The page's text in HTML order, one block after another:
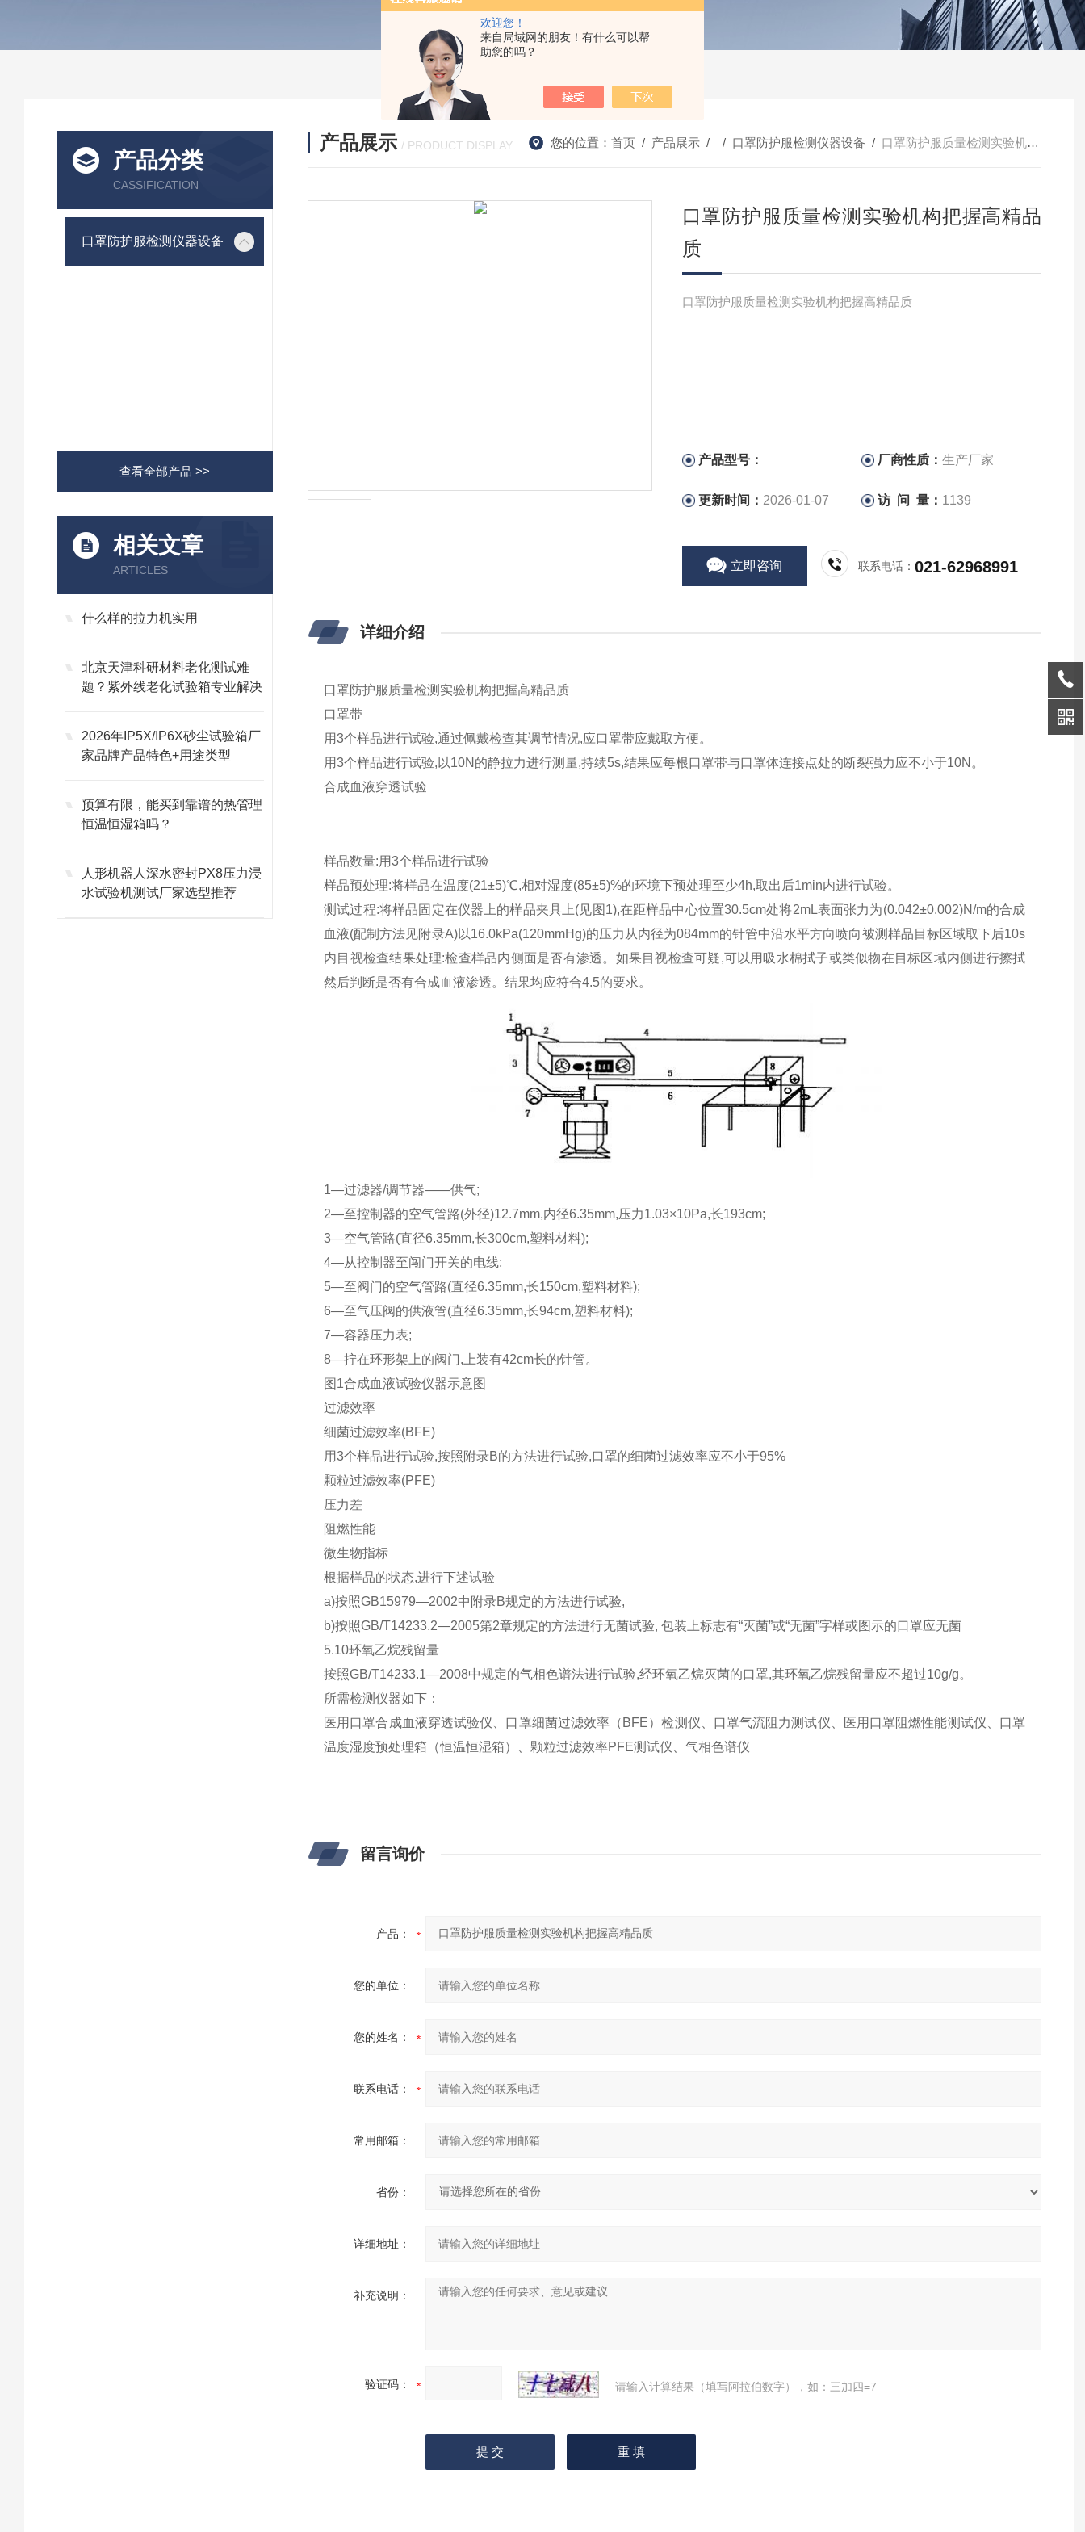
欢迎您！
来自局域网的朋友！有什么可以帮
助您的吗？
产品分类
CASSIFICATION
口罩防护服检测仪器设备
查看全部产品 >>
相关文章
ARTICLES
什么样的拉力机实用
​北京天津科研材料老化测试难
题？紫外线老化试验箱专业解决
2026年IP5X/IP6X砂尘试验箱厂
家品牌产品特色+用途类型
预算有限，能买到靠谱的热管理
恒温恒湿箱吗？
人形机器人深水密封PX8压力浸
水试验机测试厂家选型推荐
产品展示 / PRODUCT DISPLAY 您的位置： 首页/ 产品展示/ / 口罩防护服检测仪器设备 / 口罩防护服质量检测实验机构把握高精品质
口罩防护服质量检测实验机构把握高精品
质
口罩防护服质量检测实验机构把握高精品质
产品型号： 厂商性质：生产厂家
更新时间： 2026-01-07 访 问 量： 1139
立即咨询 联系电话：021-62968991
详细介绍
口罩防护服质量检测实验机构把握高精品质
口罩带
用3个样品进行试验,通过佩戴检查其调节情况,应口罩带应戴取方便。
用3个样品进行试验,以10N的静拉力进行测量,持续5s,结果应每根口罩带与口罩体连接点处的断裂强力应不小于10N。
合成血液穿透试验
样品数量:用3个样品进行试验
样品预处理:将样品在温度(21±5)℃,相对湿度(85±5)%的环境下预处理至少4h,取出后1min内进行试验。
测试过程:将样品固定在仪器上的样品夹具上(见图1),在距样品中心位置30.5cm处将2mL表面张力为(0.042±0.002)N/m的合成
血液(配制方法见附录A)以16.0kPa(120mmHg)的压力从内径为084mm的针管中沿水平方向喷向被测样品目标区域取下后10s
内目视检查结果处理:检查样品内侧面是否有渗透。如果目视检查可疑,可以用吸水棉拭子或类似物在目标区域内侧进行擦拭
然后判断是否有合成血液渗透。结果均应符合4.5的要求。
1—过滤器/调节器——供气;
2—至控制器的空气管路(外径)12.7mm,内径6.35mm,压力1.03×10Pa,长193cm;
3—空气管路(直径6.35mm,长300cm,塑料材料);
4—从控制器至闯门开关的电线;
5—至阀门的空气管路(直径6.35mm,长150cm,塑料材料);
6—至气压阀的供液管(直径6.35mm,长94cm,塑料材料);
7—容器压力表;
8—拧在环形架上的阀门,上装有42cm长的针管。
图1合成血液试验仪器示意图
过滤效率
细菌过滤效率(BFE)
用3个样品进行试验,按照附录B的方法进行试验,口罩的细菌过滤效率应不小于95%
颗粒过滤效率(PFE)
压力差
阻燃性能
微生物指标
根据样品的状态,进行下述试验
a)按照GB15979—2002中附录B规定的方法进行试验,
b)按照GB/T14233.2—2005第2章规定的方法进行无菌试验, 包装上标志有“灭菌”或“无菌”字样或图示的口罩应无菌
5.10环氧乙烷残留量
按照GB/T14233.1—2008中规定的气相色谱法进行试验,经环氧乙烷灭菌的口罩,其环氧乙烷残留量应不超过10g/g。
所需检测仪器如下：
医用口罩合成血液穿透试验仪、口罩细菌过滤效率（BFE）检测仪、口罩气流阻力测试仪、医用口罩阻燃性能测试仪、口罩
温度湿度预处理箱（恒温恒湿箱）、颗粒过滤效率PFE测试仪、气相色谱仪
留言询价
产品：
您的单位：
您的姓名：
联系电话：
常用邮箱：
省份：
详细地址：
补充说明：
验证码： 请输入计算结果（填写阿拉伯数字），如：三加四=7